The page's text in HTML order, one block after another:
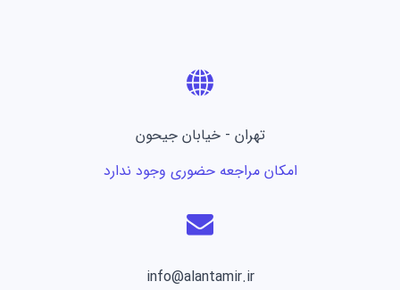
تهران - خیابان جیحون
امکان مراجعه حضوری وجود ندارد
info@alantamir.ir